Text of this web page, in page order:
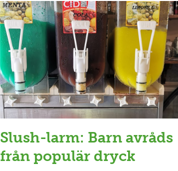
Slush-larm: Barn avråds
från populär dryck